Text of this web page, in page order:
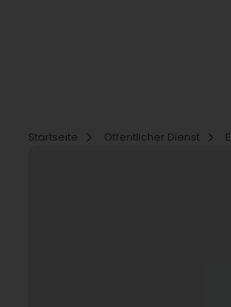
Startseite
Öffentlicher Dienst